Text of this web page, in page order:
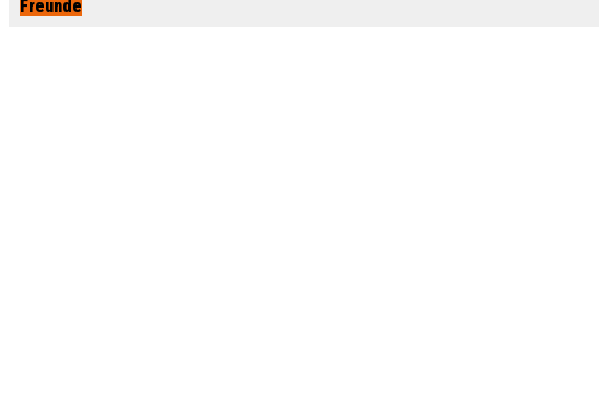
Freunde